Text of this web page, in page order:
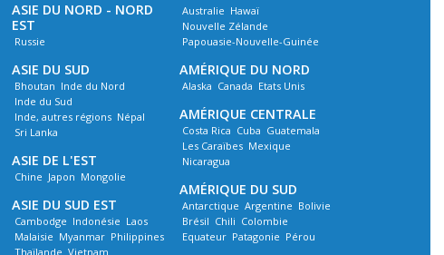
ASIE DU NORD - NORD
EST
Russie
ASIE DU SUD
Bhoutan Inde du Nord
Inde du Sud
Inde, autres régions Népal
Sri Lanka
ASIE DE L'EST
Chine Japon Mongolie
ASIE DU SUD EST
Cambodge Indonésie Laos
Malaisie Myanmar Philippines
Thaïlande Vietnam
Australie Hawaï
Nouvelle Zélande
Papouasie-Nouvelle-Guinée
AMÉRIQUE DU NORD
Alaska Canada Etats Unis
AMÉRIQUE CENTRALE
Costa Rica Cuba Guatemala
Les Caraïbes Mexique
Nicaragua
AMÉRIQUE DU SUD
Antarctique Argentine Bolivie
Brésil Chili Colombie
Equateur Patagonie Pérou